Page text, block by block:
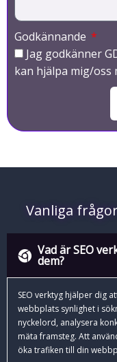
Godkännande
Jag godkänner
kan hjälpa mig/oss
Vanliga
Vad är SEO
dem?
SEO verktyg hjälper dig
webbplats synlighet i
nyckelord, analysera
mäta framsteg. Att
öka trafiken till din